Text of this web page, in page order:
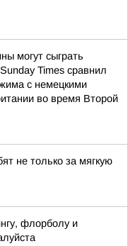
могут сыграть
Times сравнил
с немецкими
во время Второй
не только за мягкую
флорболу и